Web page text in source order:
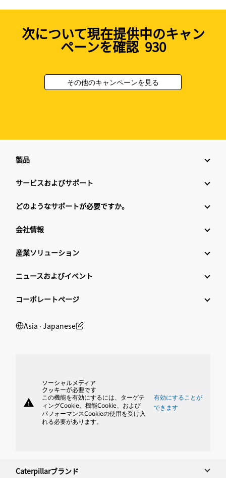
次について現在提供中のキャン
ペーンを確認 930
その他のキャンペーンを見る
製品
サービスおよびサポート
どのようなサポートが必要ですか。
会社情報
産業ソリューション
ニュースおよびイベント
コーポレートページ
Asia ‧ Japanese
warning
ソーシャルメディア
クッキーが必要です
この機能を有効にするには、ターゲテ
ィングCookie、機能Cookie、および
パフォーマンスCookieの使用を受け入
れる必要があります。
有効にすることが
できます
Caterpillarブランド